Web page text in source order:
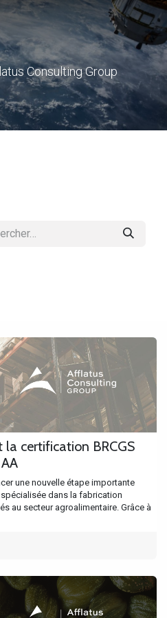
Consulting Group
la certification BRCGS
une nouvelle étape importante
spécialisée dans la fabrication
au secteur agroalimentaire. Grâce à